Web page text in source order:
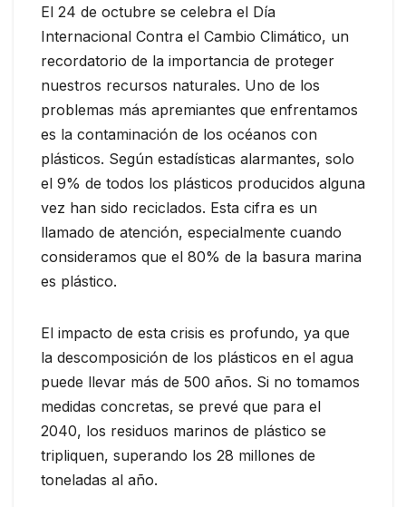
El 24 de octubre se celebra el Día
Internacional Contra el Cambio Climático, un
recordatorio de la importancia de proteger
nuestros recursos naturales. Uno de los
problemas más apremiantes que enfrentamos
es la contaminación de los océanos con
plásticos. Según estadísticas alarmantes, solo
el 9% de todos los plásticos producidos alguna
vez han sido reciclados. Esta cifra es un
llamado de atención, especialmente cuando
consideramos que el 80% de la basura marina
es plástico.
El impacto de esta crisis es profundo, ya que
la descomposición de los plásticos en el agua
puede llevar más de 500 años. Si no tomamos
medidas concretas, se prevé que para el
2040, los residuos marinos de plástico se
tripliquen, superando los 28 millones de
toneladas al año.